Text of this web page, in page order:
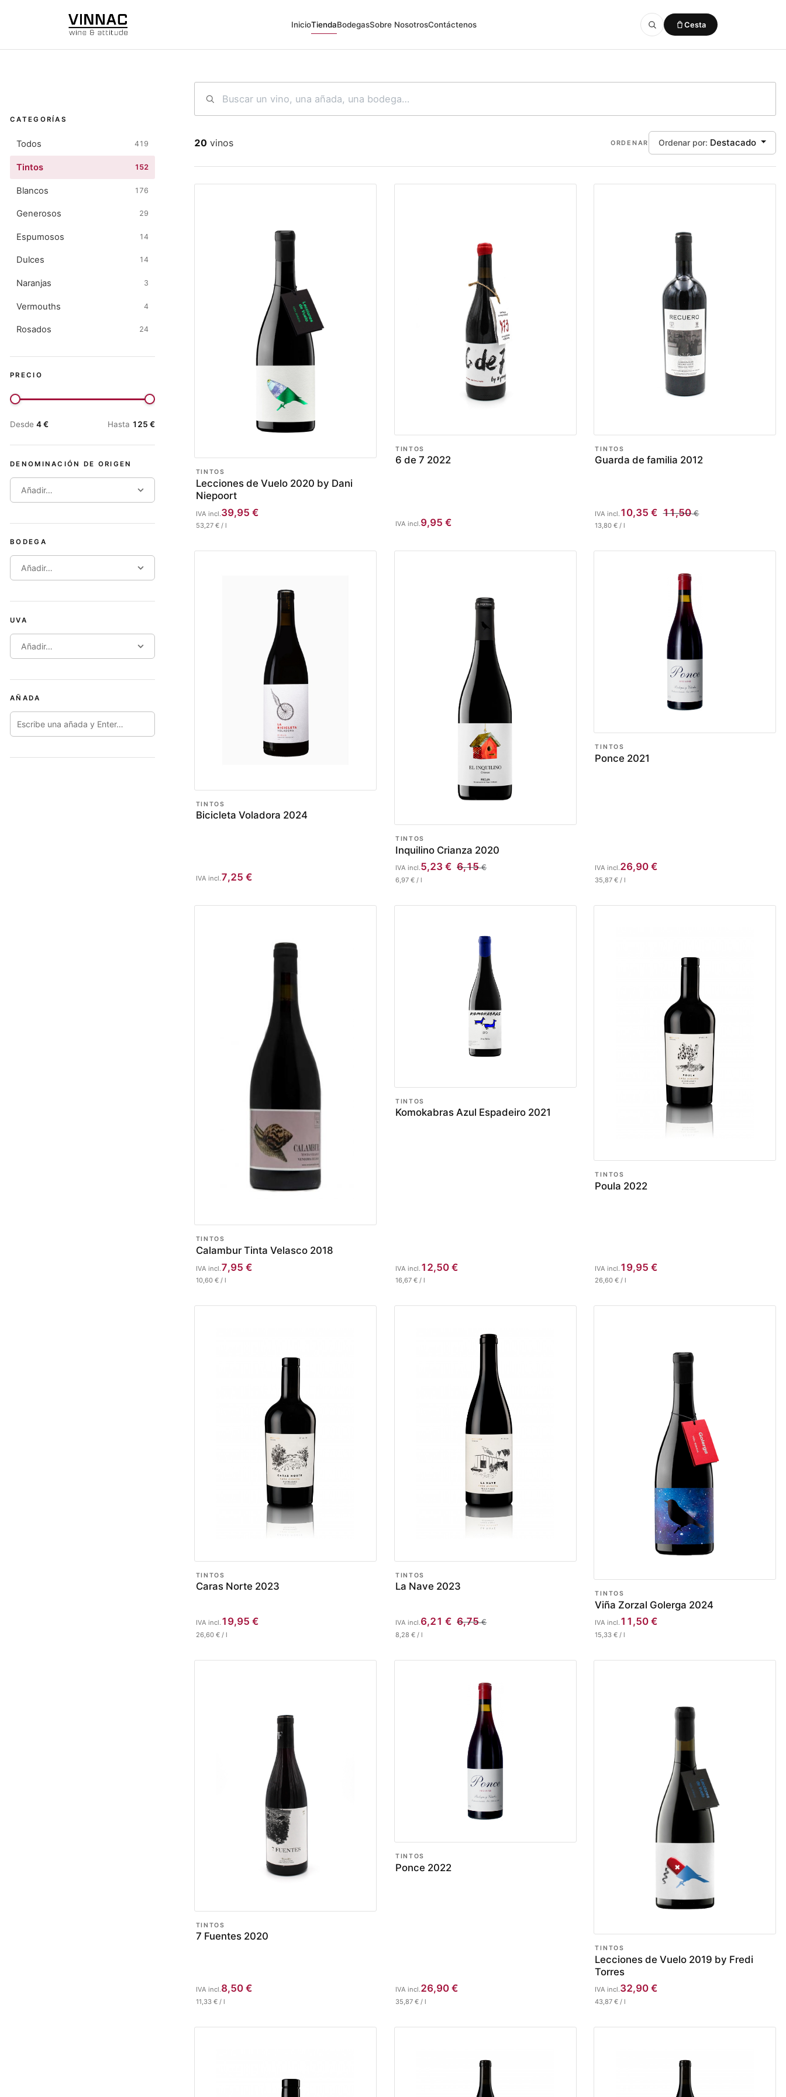
InicioTiendaBodegasSobre NosotrosContáctenos Cesta
CATEGORÍAS
Todos 419
Tintos 152
Blancos 176
Generosos 29
Espumosos 14
Dulces 14
Naranjas 3
Vermouths 4
Rosados 24
PRECIO
Desde 4€ Hasta 125 €
DENOMINACIÓN DE ORIGEN
Añadir…
BODEGA
Añadir…
UVA
Añadir…
AÑADA
20 vinos ORDENAR Ordenar por: Destacado
TINTOS
Lecciones de Vuelo 2020 by Dani
Niepoort
39,95 €
IVA incl.
53,27€/ l
TINTOS
6 de 7 2022
9,95 €
IVA incl.
TINTOS
Guarda de familia 2012
10,35 € 11,50€
IVA incl.
13,80 € / l
TINTOS
Bicicleta Voladora 2024
7,25 €
IVA incl.
TINTOS
Inquilino Crianza 2020
5,23 € 6,15€
IVA incl.
6,97 € / l
TINTOS
Ponce 2021
26,90 €
IVA incl.
35,87 € / l
TINTOS
Calambur Tinta Velasco 2018
7,95 €
IVA incl.
10,60€/ l
TINTOS
Komokabras Azul Espadeiro 2021
12,50 €
IVA incl.
16,67 € / l
TINTOS
Poula 2022
19,95 €
IVA incl.
26,60 € / l
TINTOS
Caras Norte 2023
19,95 €
IVA incl.
26,60€/ l
TINTOS
La Nave 2023
6,21 € 6,75€
IVA incl.
8,28 € / l
TINTOS
Viña Zorzal Golerga 2024
11,50 €
IVA incl.
15,33 € / l
TINTOS
7 Fuentes 2020
8,50€
IVA incl.
11,33€/ l
TINTOS
Ponce 2022
26,90 €
IVA incl.
35,87 € / l
TINTOS
Lecciones de Vuelo 2019 by Fredi
Torres
32,90 €
IVA incl.
43,87 € / l